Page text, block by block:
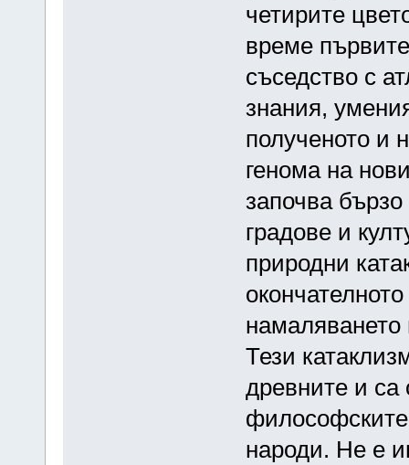
четирите
време
съседство с
знания,
полученото и
генома на
започва
градове и
природни
намаляването
Тези
древните и са
народи. Не е